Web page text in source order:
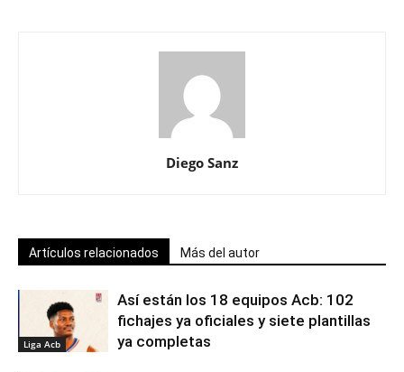
Diego Sanz
Artículos relacionados Más del autor
Liga Acb
Así están los 18 equipos Acb: 102
fichajes ya oficiales y siete plantillas
ya completas